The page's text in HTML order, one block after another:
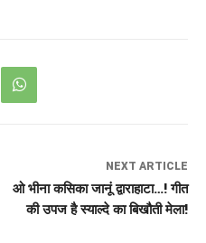
NEXT ARTICLE
ओ भीना कसिका जानूं द्वाराहाटा…! गीत
की उपज है स्याल्दे का बिखौती मेला!